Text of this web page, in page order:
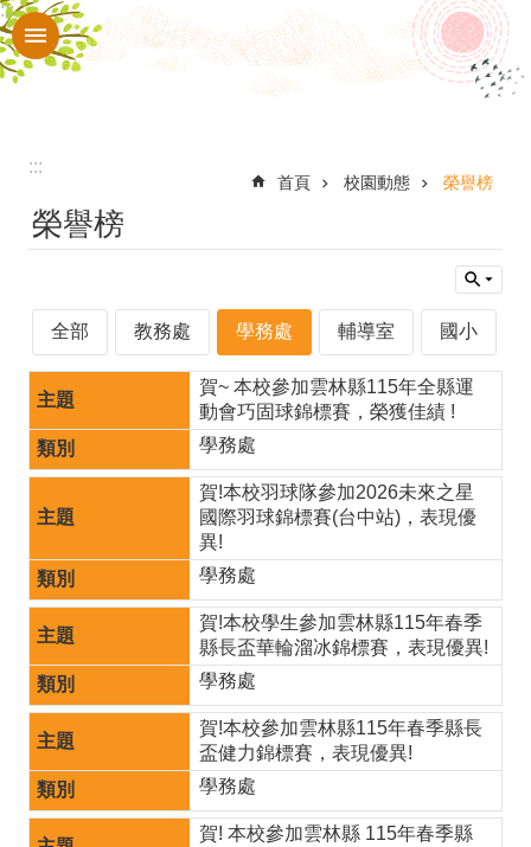
跳到主要內容區塊
進
認
網
站
行
政
:::
:::
首頁 校園動態 榮譽榜
榮譽榜
全部 教務處 學務處 輔導室 國小
賀~ 本校參加雲林縣115年全縣運
動會巧固球錦標賽，榮獲佳績 !
學務處
賀!本校羽球隊參加2026未來之星
國際羽球錦標賽(台中站)，表現優
異!
學務處
賀!本校學生參加雲林縣115年春季
縣長盃華輪溜冰錦標賽，表現優異!
學務處
賀!本校參加雲林縣115年春季縣長
盃健力錦標賽，表現優異!
學務處
賀! 本校參加雲林縣 115年春季縣